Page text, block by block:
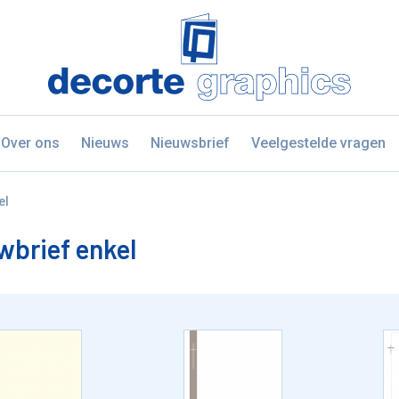
Fratello DEMO
Over ons Nieuws Nieuwsbrief Veelgestelde vragen
enkel